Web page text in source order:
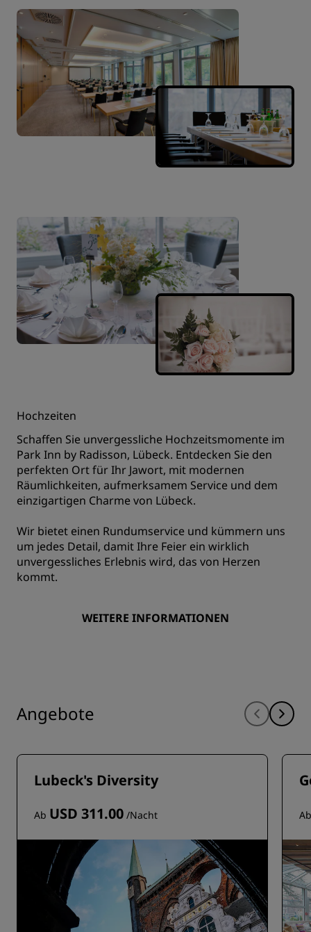
Hochzeiten
Schaffen Sie unvergessliche Hochzeitsmomente im
Park Inn by Radisson, Lübeck. Entdecken Sie den
perfekten Ort für Ihr Jawort, mit modernen
Räumlichkeiten, aufmerksamem Service und dem
einzigartigen Charme von Lübeck.
Wir bietet einen Rundumservice und kümmern uns
um jedes Detail, damit Ihre Feier ein wirklich
unvergessliches Erlebnis wird, das von Herzen
kommt.
WEITERE INFORMATIONEN
Angebote
Lubeck's Diversity
Ab USD 311.00 /Nacht